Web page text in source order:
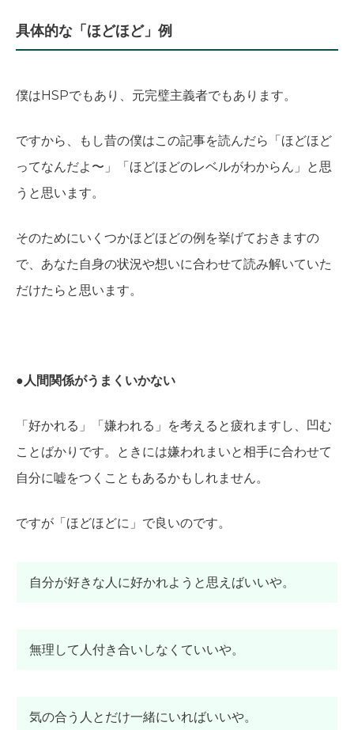
具体的な「ほどほど」例
僕はHSPでもあり、元完璧主義者でもあります。
ですから、もし昔の僕はこの記事を読んだら「ほどほど
ってなんだよ〜」「ほどほどのレベルがわからん」と思
うと思います。
そのためにいくつかほどほどの例を挙げておきますの
で、あなた自身の状況や想いに合わせて読み解いていた
だけたらと思います。
●人間関係がうまくいかない
「好かれる」「嫌われる」を考えると疲れますし、凹む
ことばかりです。ときには嫌われまいと相手に合わせて
自分に嘘をつくこともあるかもしれません。
ですが「ほどほどに」で良いのです。
自分が好きな人に好かれようと思えばいいや。
無理して人付き合いしなくていいや。
気の合う人とだけ一緒にいればいいや。